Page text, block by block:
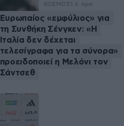
ΚΟΣΜΟΣ 1 λ. πριν
Ευρωπαίος «εμφύλιος» για
τη Συνθήκη Σένγκεν: «Η
Ιταλία δεν δέχεται
τελεσίγραφα για τα σύνορα»
προειδοποιεί η Μελόνι τον
Σάντσεθ